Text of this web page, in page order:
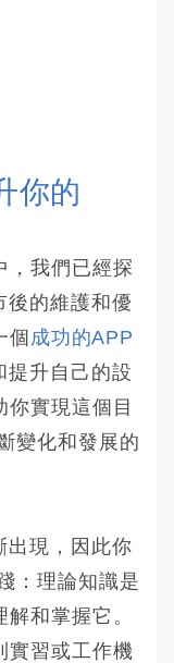
你的
，我們已經探
後的維護和優
個 成功的APP
提升自己的設
你實現這個目
變化和發展的
出現，因此你
：理論知識是
和掌握它。
實習或工作機